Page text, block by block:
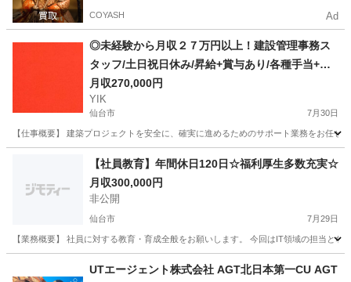
COYASH Ad
◎未経験から月収２７万円以上！建設管理事務ス
タッフ/土日祝日休み/昇給+賞与あり/各種手当+寮
完備
月収270,000円
YIK
仙台市 7月30日
【仕事概要】 建築プロジェクトを安全に、確実に進めるためのサポート業務をお任
事務 未経験
【社員教育】年間休日120日☆福利厚生多数充実☆
月収300,000円
非公開
仙台市 7月29日
【業務概要】 社員に対する教育・育成全般をお願いします。 今回はIT領域の担当と
UTエージェント株式会社 AGT北日本第一CU AGT